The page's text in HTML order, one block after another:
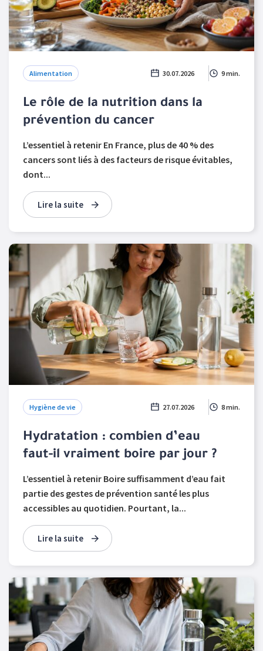
Alimentation 30.07.2026 9 min.
Le rôle de la nutrition dans la
prévention du cancer
L’essentiel à retenir En France, plus de 40 % des
cancers sont liés à des facteurs de risque évitables,
dont...
Lire la suite
Hygiène de vie 27.07.2026 8 min.
Hydratation : combien d’eau
faut-il vraiment boire par jour ?
L’essentiel à retenir Boire suffisamment d’eau fait
partie des gestes de prévention santé les plus
accessibles au quotidien. Pourtant, la...
Lire la suite